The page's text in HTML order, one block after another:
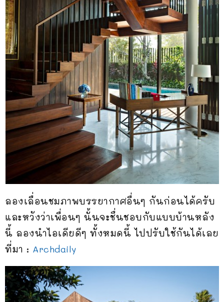
ลองเลื่อนชมภาพบรรยากาศอื่นๆ กันก่อนได้ครับ
และหวังว่าเพื่อนๆ นั้นจะชื่นชอบกับแบบบ้านหลัง
นี้ ลองนำไอเดียดีๆ ทั้งหมดนี้ ไปปรับใช้กันได้เลย
ที่มา : Archdaily